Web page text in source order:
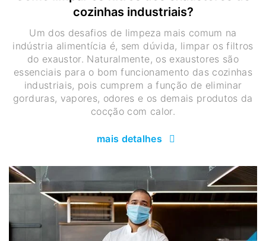
cozinhas industriais?
Um dos desafios de limpeza mais comum na
indústria alimentícia é, sem dúvida, limpar os filtros
do exaustor. Naturalmente, os exaustores são
essenciais para o bom funcionamento das cozinhas
industriais, pois cumprem a função de eliminar
gorduras, vapores, odores e os demais produtos da
cocção com calor.
mais detalhes